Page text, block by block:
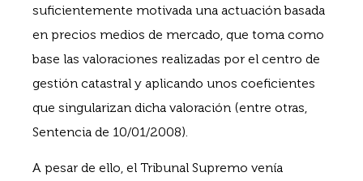
suficientemente motivada una actuación basada
en precios medios de mercado, que toma como
base las valoraciones realizadas por el centro de
gestión catastral y aplicando unos coeficientes
que singularizan dicha valoración (entre otras,
Sentencia de 10/01/2008).
A pesar de ello, el Tribunal Supremo venía